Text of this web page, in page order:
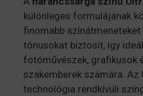
különleges formulájának
finomabb színátmeneteket
tónusokat biztosít, így
fotóművészek, grafikusok
szakemberek számára. Az
technológia rendkívüli